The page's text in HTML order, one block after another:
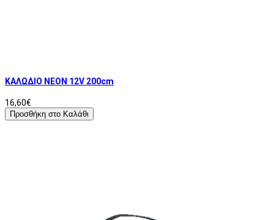
ΚΑΛΩΔΙΟ ΝΕΟΝ 12V 200cm
16,60€
Προσθήκη στο Καλάθι